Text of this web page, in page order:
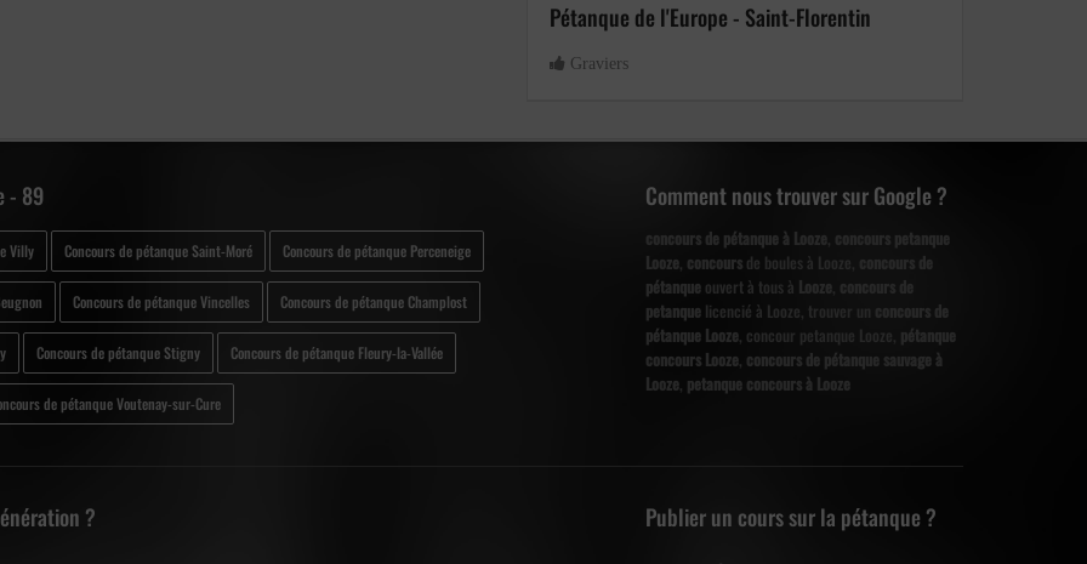
Pétanque de l'Europe - Saint-Florentin
Graviers
- 89
Villy Concours de pétanque Saint-Moré Concours de pétanque Perceneige
Concours de pétanque Vincelles Concours de pétanque Champlost
Concours de pétanque Stigny Concours de pétanque Fleury-la-Vallée
de pétanque Voutenay-sur-Cure
Comment nous trouver sur Google ?
concours de pétanque à Looze, concours petanque
Looze, concoursde boules à Looze,
concours de
pétanqueouvert à tous à Looze, concours de
petanquelicencié à Looze, trouver un
concours de
pétanque Looze, concour petanque Looze, pétanque
concours Looze, concours de pétanque sauvage à
Looze, petanque concours à Looze
? Publier un cours sur la pétanque ?